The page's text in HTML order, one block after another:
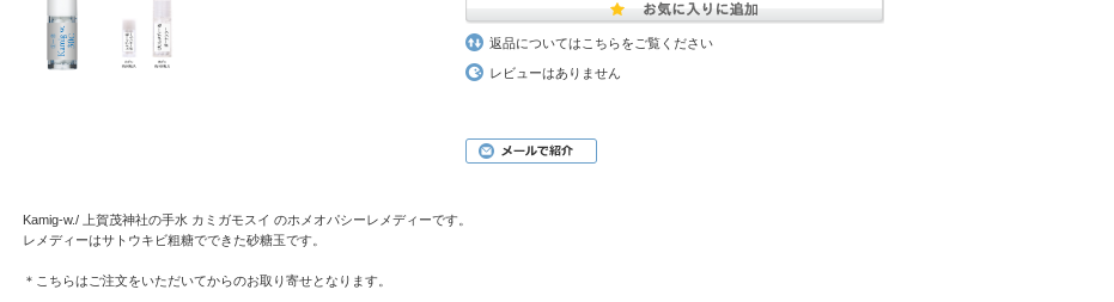
返品についてはこちらをご覧ください
レビューはありません
Kamig-w./ 上賀茂神社の手水 カミガモスイ のホメオパシーレメディーです。
レメディーはサトウキビ粗糖でできた砂糖玉です。
＊こちらはご注文をいただいてからのお取り寄せとなります。